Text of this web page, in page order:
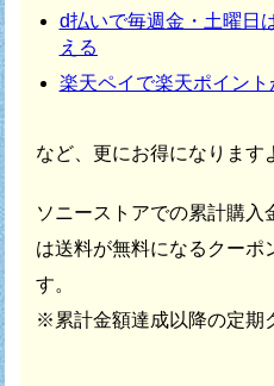
d払いで毎週金・土曜日
える
楽天ペイで楽天ポイン
など、更にお得になります
ソニーストアでの累計購入
は送料が無料になるクーポ
す。
※累計金額達成以降の定期